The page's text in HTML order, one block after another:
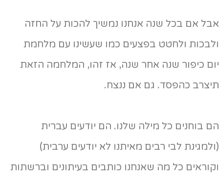
אבל אם בכל שנה אנחנו נמשיך להכות על החזה
ולבכות ולחטט בפצעים כמו שעשינו עם מלחמת
יום כיפור שנה אחר שנה, אז זהו, המלחמה הזאת
תיצרב כהפסד. גם אם ננצח.
הם בוחנים כל מילה שלנו. הם יודעים עברית
(ולמגינת לבי רבים מאיתנו לא יודעים ערבית)
וקוראים כל מה שאנחנו כותבים בעיתונים וברשתות